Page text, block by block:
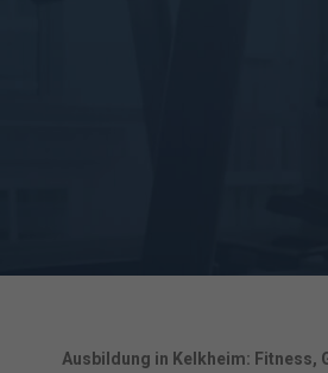
Ausbildung in Kelkheim: Fitness,